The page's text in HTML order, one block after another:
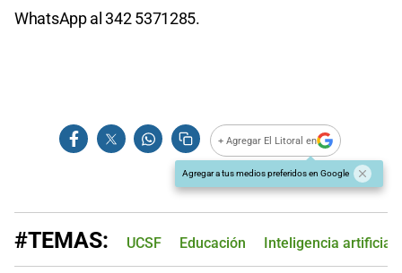
WhatsApp al 342 5371285.
+ Agregar El Litoral en
Agregar a tus medios preferidos en Google
#TEMAS: UCSF Educación Inteligencia artificial